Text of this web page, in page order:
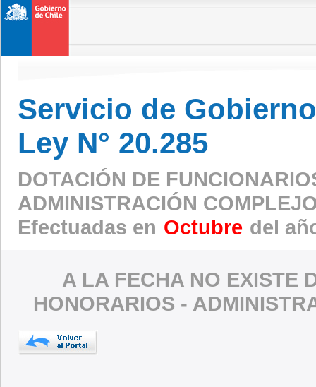
Servicio de
Ley N° 20.285
DOTACIÓN DE
ADMINISTRACIÓN
Efectuadas en Octubre del
A LA FECHA NO EXISTE
HONORARIOS -